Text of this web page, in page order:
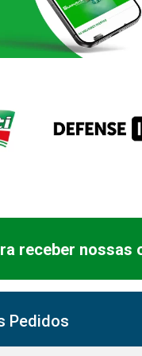
receber nossas
Pedidos